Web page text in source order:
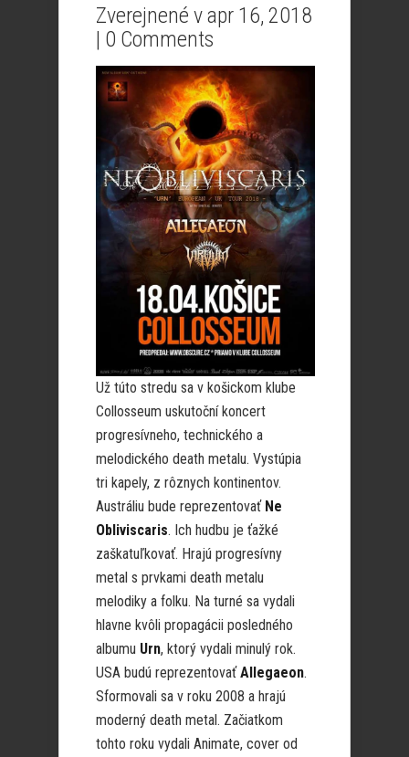
Zverejnené v apr 16, 2018
| 0 Comments
Už túto stredu sa v košickom klube
Collosseum uskutoční koncert
progresívneho, technického a
melodického death metalu. Vystúpia
tri kapely, z rôznych kontinentov.
Austráliu bude reprezentovať Ne
Obliviscaris. Ich hudbu je ťažké
zaškatuľkovať. Hrajú progresívny
metal s prvkami death metalu
melodiky a folku. Na turné sa vydali
hlavne kvôli propagácii posledného
albumu Urn, ktorý vydali minulý rok.
USA budú reprezentovaťAllegaeon.
Sformovali sa v roku 2008 a hrajú
moderný death metal. Začiatkom
tohto roku vydali Animate, cover od